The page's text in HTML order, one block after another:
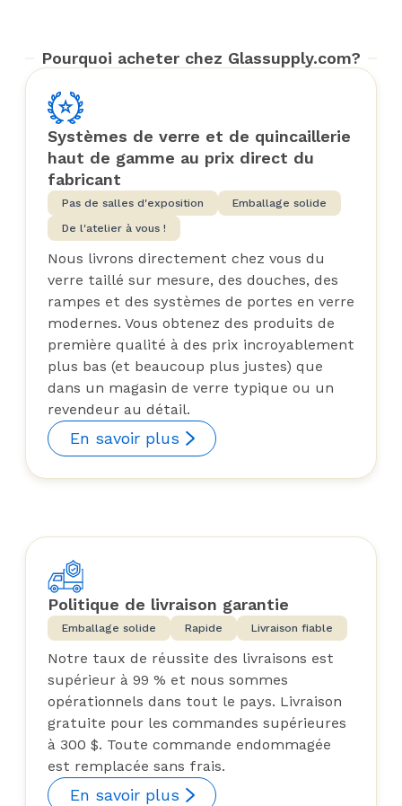
Pourquoi acheter chez Glassupply.com?
Systèmes de verre et de quincaillerie
haut de gamme au prix direct du
fabricant
Pas de salles d'exposition
Emballage solide
De l'atelier à vous !
Nous livrons directement chez vous du
verre taillé sur mesure, des douches, des
rampes et des systèmes de portes en verre
modernes. Vous obtenez des produits de
première qualité à des prix incroyablement
plus bas (et beaucoup plus justes) que
dans un magasin de verre typique ou un
revendeur au détail.
En savoir plus
Politique de livraison garantie
Emballage solide Rapide Livraison fiable
Notre taux de réussite des livraisons est
supérieur à 99 % et nous sommes
opérationnels dans tout le pays. Livraison
gratuite pour les commandes supérieures
à 300 $. Toute commande endommagée
est remplacée sans frais.
En savoir plus